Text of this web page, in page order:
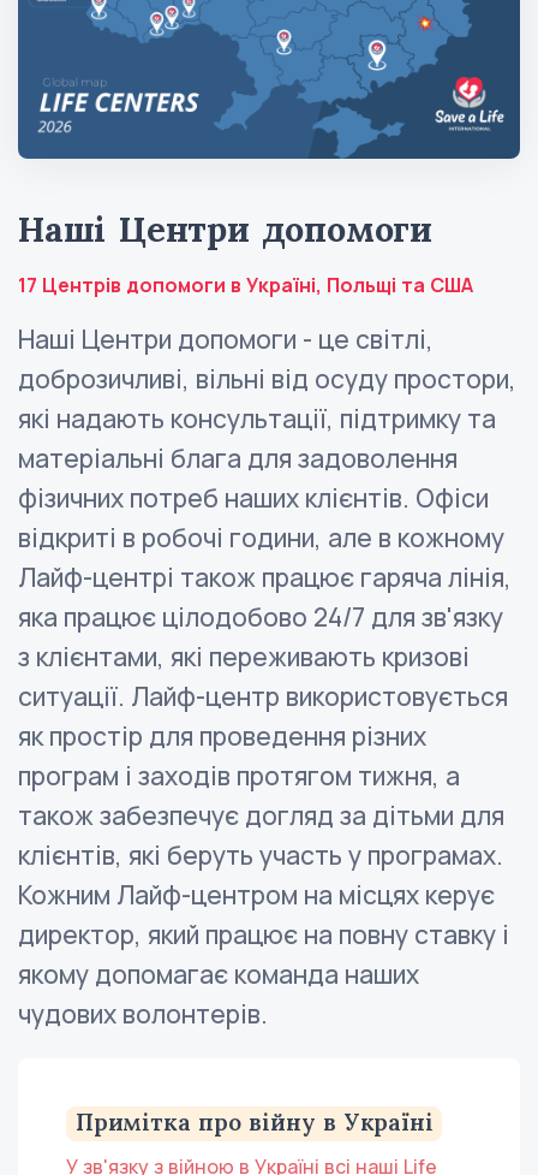
Наші Центри допомоги
17 Центрів допомоги в Україні, Польщі та США
Наші Центри допомоги - це світлі,
доброзичливі, вільні від осуду простори,
які надають консультації, підтримку та
матеріальні блага для задоволення
фізичних потреб наших клієнтів. Офіси
відкриті в робочі години, але в кожному
Лайф-центрі також працює гаряча лінія,
яка працює цілодобово 24/7 для зв'язку
з клієнтами, які переживають кризові
ситуації. Лайф-центр використовується
як простір для проведення різних
програм і заходів протягом тижня, а
також забезпечує догляд за дітьми для
клієнтів, які беруть участь у програмах.
Кожним Лайф-центром на місцях керує
директор, який працює на повну ставку і
якому допомагає команда наших
чудових волонтерів.
Примітка про війну в Україні
У зв'язку з війною в Україні всі наші Life